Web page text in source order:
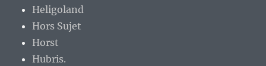
Heligoland
Hors Sujet
Horst
Hubris.